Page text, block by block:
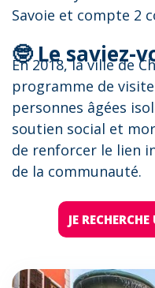
Savoie et compte 2
🤓 Le saviez-
En 2018, la ville de
programme de
personnes âgées
soutien social et
de renforcer le lien
de la communauté.
JE